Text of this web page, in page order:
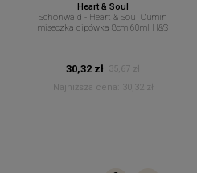
Heart & Soul
Schonwald - Heart & Soul Cumin
miseczka dipówka 8cm 60ml H&S
30,32 zł
35,67 zł
Najniższa cena:
30,32 zł